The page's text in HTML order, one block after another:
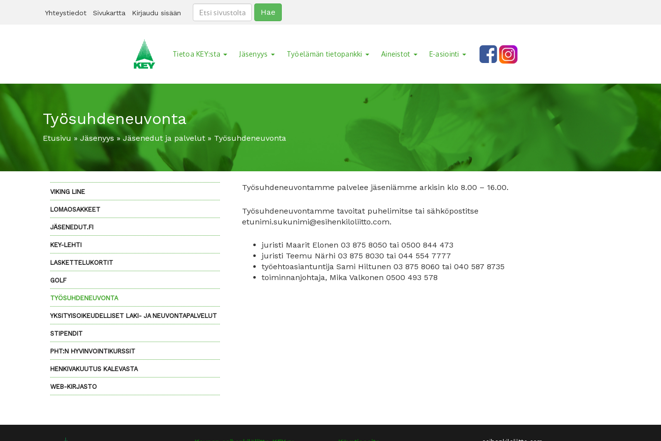
Yhteystiedot Sivukartta Kirjaudu sisään Hae
Tietoa KEY:sta Jäsenyys Työelämän tietopankki Aineistot E-asiointi
Työsuhdeneuvonta
Etusivu » Jäsenyys» Jäsenedut ja palvelut » Työsuhdeneuvonta
VIKING LINE
LOMAOSAKKEET
JÄSENEDUT.FI
KEY-LEHTI
LASKETTELUKORTIT
GOLF
TYÖSUHDENEUVONTA
YKSITYISOIKEUDELLISET LAKI- JA NEUVONTAPALVELUT
STIPENDIT
PHT:N HYVINVOINTIKURSSIT
HENKIVAKUUTUS KALEVASTA
WEB-KIRJASTO
Työsuhdeneuvontamme palvelee jäseniämme arkisin klo 8.00 – 16.00.
Työsuhdeneuvontamme tavoitat puhelimitse tai sähköpostitse
etunimi.sukunimi@esihenkiloliitto.com.
juristi Maarit Elonen 03 875 8050 tai 0500 844 473
juristi Teemu Närhi 03 875 8030 tai 044 554 7777
työehtoasiantuntija Sami Hiltunen 03 875 8060 tai 040 587 8735
toiminnanjohtaja, Mika Valkonen 0500 493 578